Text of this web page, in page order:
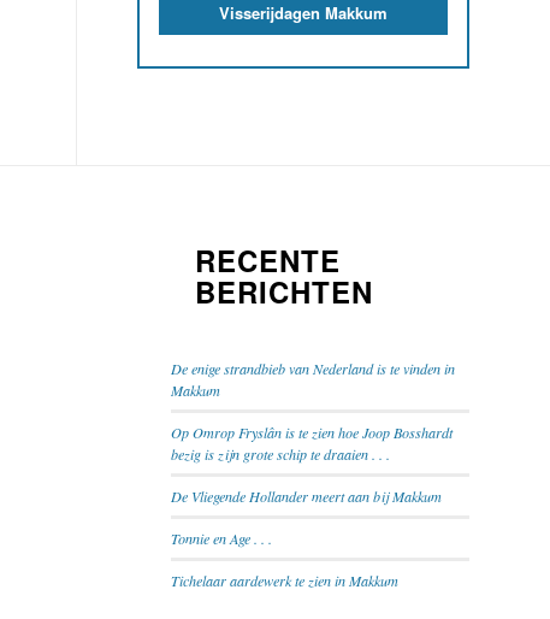
Visserijdagen Makkum
RECENTE
BERICHTEN
De enige strandbieb van Nederland is te vinden in
Makkum
Op Omrop Fryslân is te zien hoe Joop Bosshardt
bezig is zijn grote schip te draaien . . .
De Vliegende Hollander meert aan bij Makkum
Tonnie en Age . . .
Tichelaar aardewerk te zien in Makkum